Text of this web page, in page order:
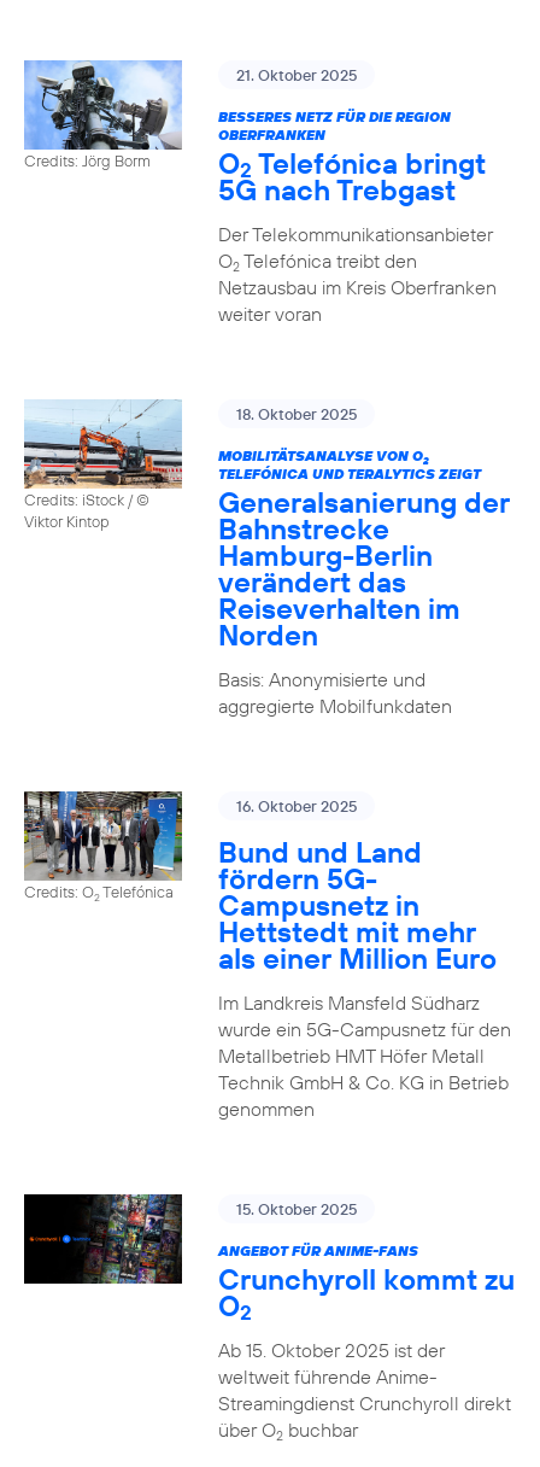
Credits: Jörg Borm
21. Oktober 2025
BESSERES NETZ FÜR DIE REGION
OBERFRANKEN
O2 Telefónica bringt
5G nach Trebgast
Der Telekommunikationsanbieter
O2Telefónica treibt den
Netzausbau im Kreis Oberfranken
weiter voran
Credits: iStock / ©
Viktor Kintop
18. Oktober 2025
MOBILITÄTSANALYSE VON O2
TELEFÓNICA UND TERALYTICS ZEIGT
Generalsanierung der
Bahnstrecke
Hamburg-Berlin
verändert das
Reiseverhalten im
Norden
Basis: Anonymisierte und
aggregierte Mobilfunkdaten
Credits: O2Telefónica
16. Oktober 2025
Bund und Land
fördern 5G-
Campusnetz in
Hettstedt mit mehr
als einer Million Euro
Im Landkreis Mansfeld Südharz
wurde ein 5G-Campusnetz für den
Metallbetrieb HMT Höfer Metall
Technik GmbH & Co. KG in Betrieb
genommen
15. Oktober 2025
ANGEBOT FÜR ANIME-FANS
Crunchyroll kommt zu
O2
Ab 15. Oktober 2025 ist der
weltweit führende Anime-
Streamingdienst Crunchyroll direkt
über O2buchbar